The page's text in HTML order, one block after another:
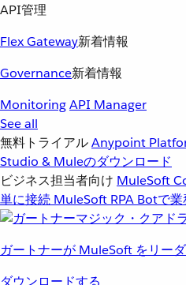
API管理
Flex Gateway新着情報
Governance新着情報
MonitoringAPI Manager
See all
無料トライアルAnypoint
Studio & Muleのダウンロード
ビジネス担当者向け MuleSoft
単に接続 MuleSoft RPA Botで
ガートナーが MuleSoft をリー
ダウンロードする